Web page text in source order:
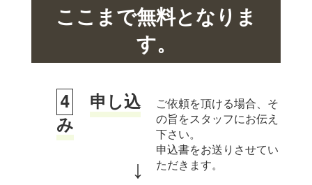
ここまで無料となりま
す。
4
申し込
み
↓
ご依頼を頂ける場合、そ
の旨をスタッフにお伝え
下さい。
申込書をお送りさせてい
ただきます。